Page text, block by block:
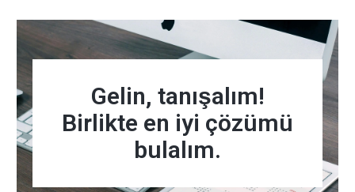
Gelin, tanışalım!
Birlikte en iyi çözümü
bulalım.